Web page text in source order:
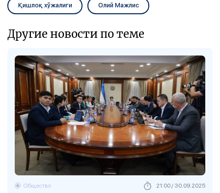
Қишлоқ хўжалиги Олий Мажлис
Другие новости по теме
Общество 21:00 / 30.09.2025